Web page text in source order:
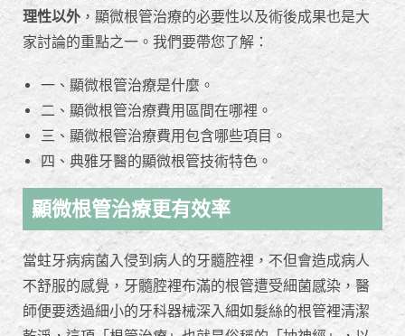
理性以外 ，顯微根管治療的必要性以及術後成果也是大
家討論的重點之一。我們要帶您了解：
一、顯微根管治療是什麼。
二、顯微根管治療費用區間在哪裡。
三、顯微根管治療費用包含哪些項目。
四、典雅牙醫的顯微根管技術特色。
顯微根管治療更有效率
當蛀牙病病菌入侵到病人的牙髓腔裡，不但會造成病人
不舒服的感覺，牙髓腔裡布滿的根管遭受細菌感染，醫
師便要透過細小的牙科器械深入細如髮絲的根管裡清潔